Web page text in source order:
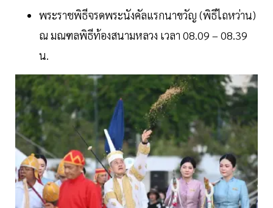
พระราชพิธีจรดพระนังคัลแรกนาขวัญ (พิธีไถหว่าน)
ณ มณฑลพิธีท้องสนามหลวง เวลา 08.09 – 08.39
น.